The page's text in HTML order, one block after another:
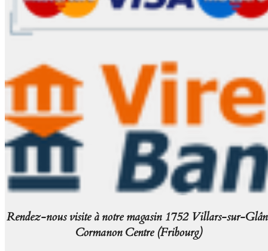
Rendez-nous visite à notre magasin 1752 Villars-sur-
Cormanon Centre (Fribourg)